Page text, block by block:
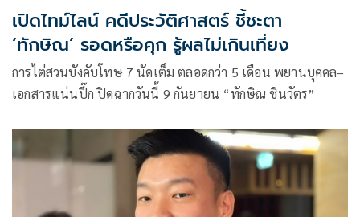
เปิดไทม์ไลน์ คดีประวัติศาสตร์ ชี้ชะตา
‘ทักษิณ’ รอดหรือคุก รู้ผลไม่เกินเที่ยง
การไต่สวนบังคับโทษ 7 นัดเต็ม ตลอดกว่า 5 เดือน พยานบุคคล–
เอกสารแน่นปึ๊ก ปิดฉากวันนี้ 9 กันยายน “ทักษิณ ชินวัตร”